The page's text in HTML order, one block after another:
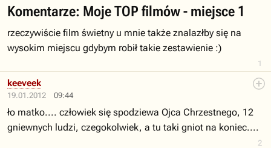
1
Komentarze: Moje TOP filmów - miejsce 1
rzeczywiście film świetny u mnie także znalazłby się na
wysokim miejscu gdybym robił takie zestawienie :)
19.01.2012 09:44
2
keeveek
ło matko.... człowiek się spodziewa Ojca Chrzestnego, 12
gniewnych ludzi, czegokolwiek, a tu taki gniot na koniec....